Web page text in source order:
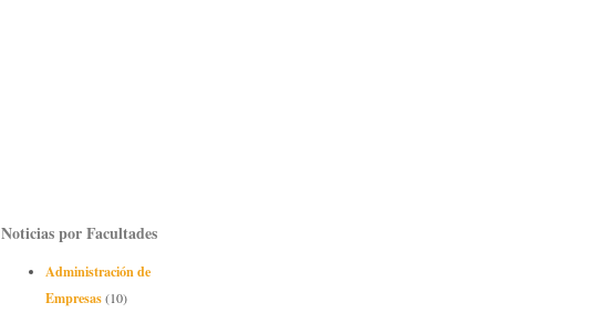
Noticias por Facultades
Administración de
Empresas(10)